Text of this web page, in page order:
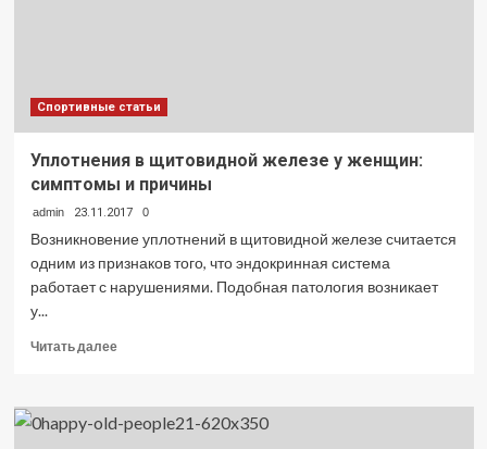
Спортивные статьи
Уплотнения в щитовидной железе у женщин:
симптомы и причины
admin 23.11.2017 0
Возникновение уплотнений в щитовидной железе считается
одним из признаков того, что эндокринная система
работает с нарушениями. Подобная патология возникает
у...
Читать далееПрочитать
Уплотнения
в